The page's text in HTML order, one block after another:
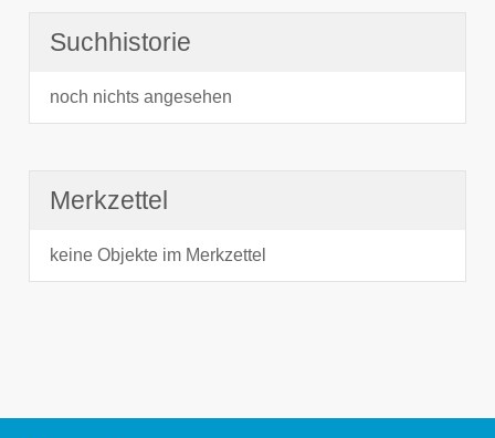
Suchhistorie
noch nichts angesehen
Merkzettel
keine Objekte im Merkzettel